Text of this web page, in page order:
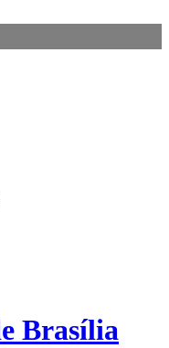
Brasília